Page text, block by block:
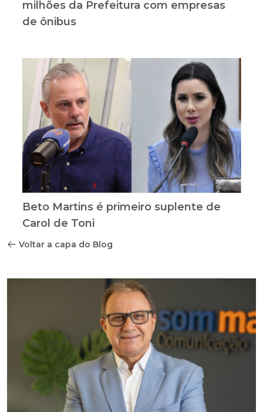
milhões da Prefeitura com empresas
de ônibus
Beto Martins é primeiro suplente de
Carol de Toni
Voltar a capa do Blog